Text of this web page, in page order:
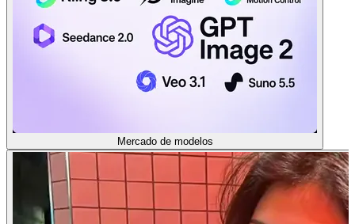
Mercado de modelos